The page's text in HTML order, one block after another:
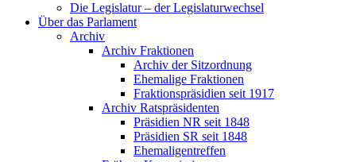
Die Legislatur – der Legislaturwechsel
Über das Parlament
Archiv
Archiv Fraktionen
Archiv der Sitzordnung
Ehemalige Fraktionen
Fraktionspräsidien seit 1917
Archiv Ratspräsidenten
Präsidien NR seit 1848
Präsidien SR seit 1848
Ehemaligentreffen